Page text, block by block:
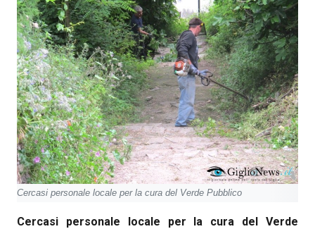
Cercasi personale locale per la cura del Verde Pubblico
Cercasi personale locale per la cura del Verde